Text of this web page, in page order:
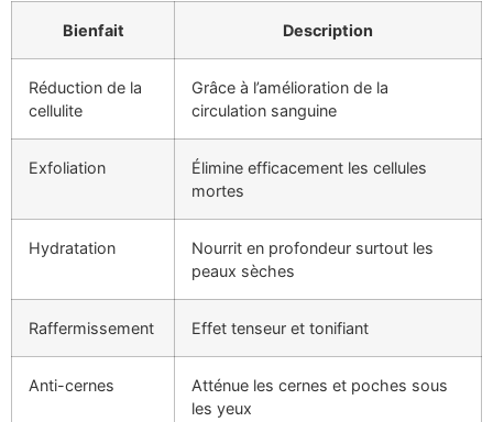
Bienfait Description
Réduction de la
cellulite
Grâce à l’amélioration de la
circulation sanguine
Exfoliation
Élimine efficacement les cellules
mortes
Hydratation
Nourrit en profondeur surtout les
peaux sèches
Raffermissement Effet tenseur et tonifiant
Anti-cernes
Atténue les cernes et poches sous
les yeux